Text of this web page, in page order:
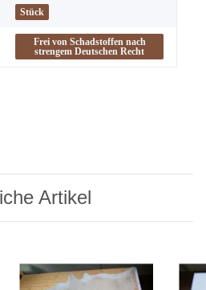
Stück
Frei von Schadstoffen nach
strengem Deutschen Recht
Artikel